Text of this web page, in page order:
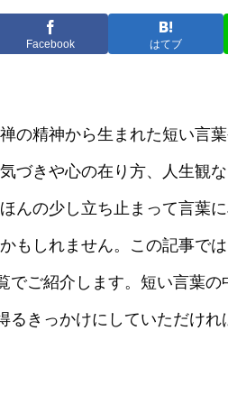
Facebook はてブ
の精神から生まれた短い言
づきや心の在り方、人生観
んの少し立ち止まって言葉
もしれません。この記事で
でご紹介します。短い言葉
るきっかけにしていただけれ